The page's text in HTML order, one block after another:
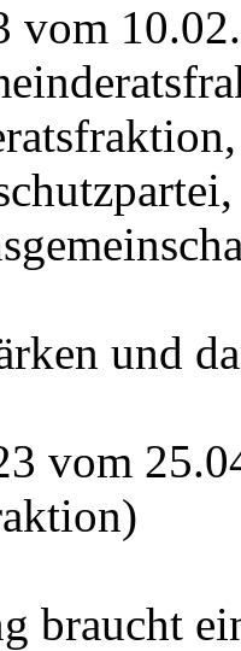
vom
und
vom
braucht